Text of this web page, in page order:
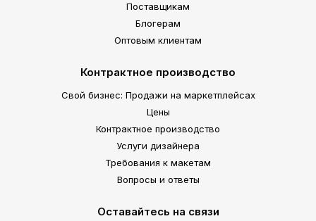
Поставщикам
Блогерам
Оптовым клиентам
Контрактное производство
Свой бизнес: Продажи на маркетплейсах
Цены
Контрактное производство
Услуги дизайнера
Требования к макетам
Вопросы и ответы
Оставайтесь на связи